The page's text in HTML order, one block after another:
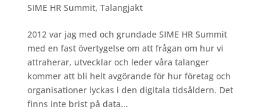
SIME HR Summit, Talangjakt
2012 var jag med och grundade SIME HR Summit
med en fast övertygelse om att frågan om hur vi
attraherar, utvecklar och leder våra talanger
kommer att bli helt avgörande för hur företag och
organisationer lyckas i den digitala tidsåldern. Det
finns inte brist på data...